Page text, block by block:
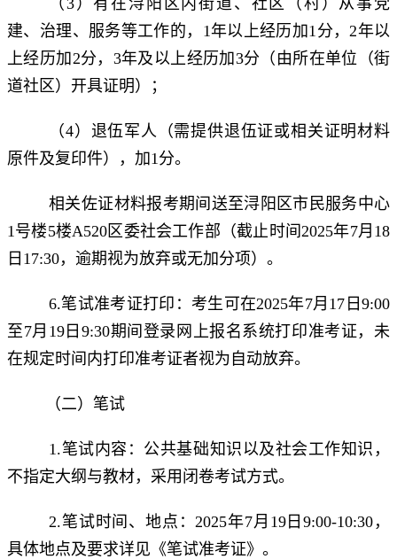
建、治理、服务等工作的，1年以上经历加1分，2年以
上经历加2分，3年及以上经历加3分（由所在单位（街
道社区）开具证明）；
（4）退伍军人（需提供退伍证或相关证明材料
原件及复印件），加1分。
相关佐证材料报考期间送至浔阳区市民服务中心
1号楼5楼A520区委社会工作部（截止时间2025年7月18
日17:30，逾期视为放弃或无加分项）。
6.笔试准考证打印：考生可在2025年7月17日9:00
至7月19日9:30期间登录网上报名系统打印准考证，未
在规定时间内打印准考证者视为自动放弃。
（二）笔试
1.笔试内容：公共基础知识以及社会工作知识，
不指定大纲与教材，采用闭卷考试方式。
2.笔试时间、地点：2025年7月19日9:00-10:30，
具体地点及要求详见《笔试准考证》。